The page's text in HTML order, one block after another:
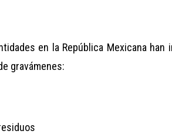
en la República Mexicana
gravámenes: